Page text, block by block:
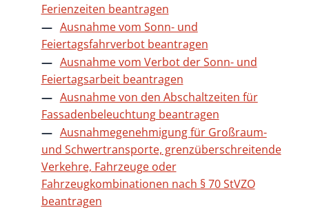
Ferienzeiten beantragen
Ausnahme vom Sonn- und
Feiertagsfahrverbot beantragen
Ausnahme vom Verbot der Sonn- und
Feiertagsarbeit beantragen
Ausnahme von den Abschaltzeiten für
Fassadenbeleuchtung beantragen
Ausnahmegenehmigung für Großraum-
und Schwertransporte, grenzüberschreitende
Verkehre, Fahrzeuge oder
Fahrzeugkombinationen nach § 70 StVZO
beantragen